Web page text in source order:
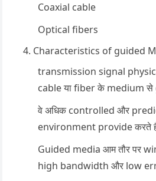
Coaxial cable
Optical fibers
Characteristics of guided
transmission signal
cable या fiber के medium से
वे अधिक controlled और
environment provide करते
Guided media आम तौर पर
high bandwidth और low